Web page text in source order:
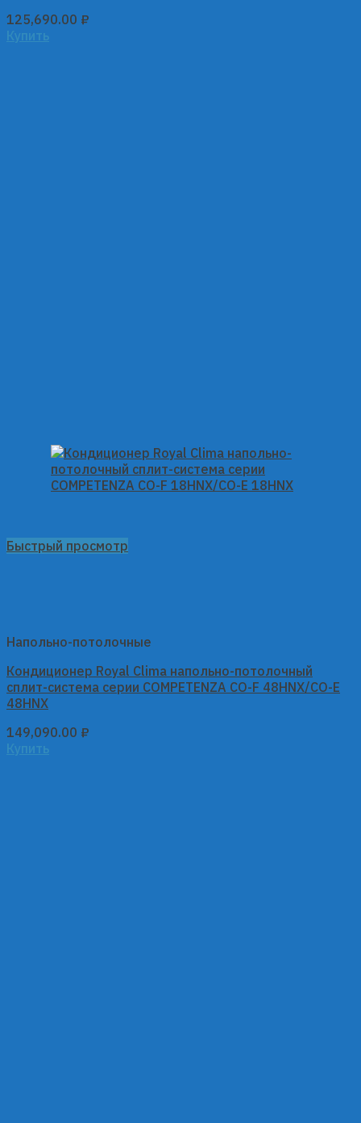
125,690.00 ₽
Купить
Быстрый просмотр
Напольно-потолочные
Кондиционер Royal Clima напольно-потолочный
сплит-система серии COMPETENZA CO-F 48HNX/CO-E
48HNX
149,090.00 ₽
Купить